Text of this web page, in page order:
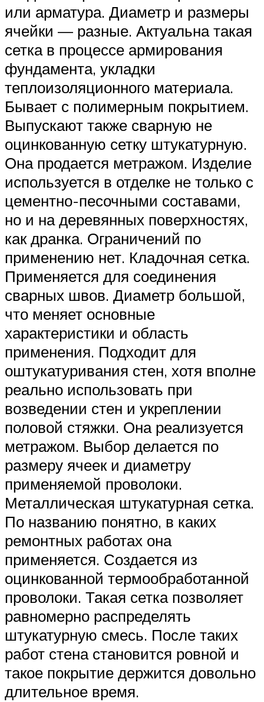
или арматура. Диаметр и размеры
ячейки — разные. Актуальна такая
сетка в процессе армирования
фундамента, укладки
теплоизоляционного материала.
Бывает с полимерным покрытием.
Выпускают также сварную не
оцинкованную сетку штукатурную.
Она продается метражом. Изделие
используется в отделке не только с
цементно-песочными составами,
но и на деревянных поверхностях,
как дранка. Ограничений по
применению нет. Кладочная сетка.
Применяется для соединения
сварных швов. Диаметр большой,
что меняет основные
характеристики и область
применения. Подходит для
оштукатуривания стен, хотя вполне
реально использовать при
возведении стен и укреплении
половой стяжки. Она реализуется
метражом. Выбор делается по
размеру ячеек и диаметру
применяемой проволоки.
Металлическая штукатурная сетка.
По названию понятно, в каких
ремонтных работах она
применяется. Создается из
оцинкованной термообработанной
проволоки. Такая сетка позволяет
равномерно распределять
штукатурную смесь. После таких
работ стена становится ровной и
такое покрытие держится довольно
длительное время.